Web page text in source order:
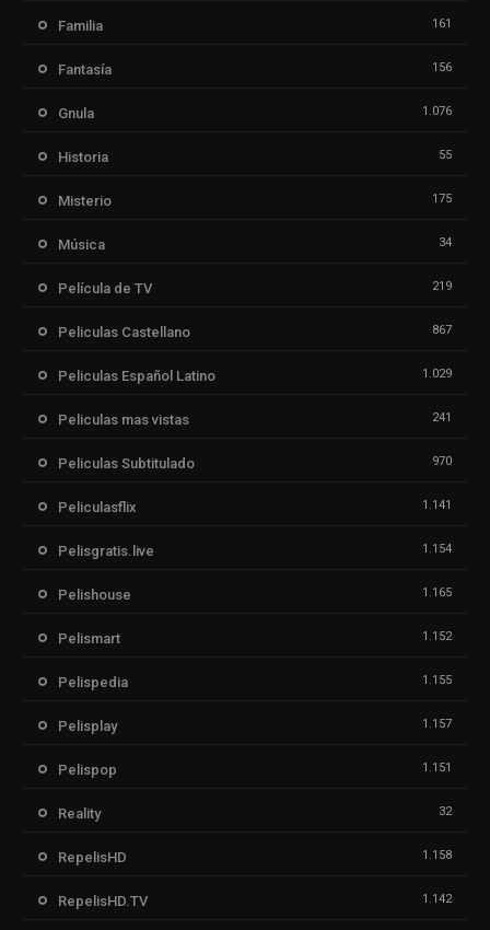
Familia 161
Fantasía 156
Gnula 1.076
Historia 55
Misterio 175
Música 34
Película de TV 219
Peliculas Castellano 867
Peliculas Español Latino 1.029
Peliculas mas vistas 241
Peliculas Subtitulado 970
Peliculasflix 1.141
Pelisgratis.live 1.154
Pelishouse 1.165
Pelismart 1.152
Pelispedia 1.155
Pelisplay 1.157
Pelispop 1.151
Reality 32
RepelisHD 1.158
RepelisHD.TV 1.142